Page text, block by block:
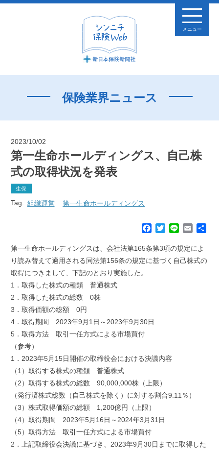
メニュー
保険業界ニュース
2023/10/02
第一生命ホールディングス、自己株
式の取得状況を発表
生保
Tag: 組織運営 第一生命ホールディングス
c
e
T
i
t
n
e
E
a
i
第一生命ホールディングスは、会社法第165条第3項の規定によ
り読み替えて適用される同法第156条の規定に基づく自己株式の
取得につきまして、下記のとおり実施した。
1．取得した株式の種類 普通株式
2．取得した株式の総数 0株
3．取得価額の総額 0円
4．取得期間 2023年9月1日～2023年9月30日
5．取得方法 取引一任方式による市場買付
（参考）
1．2023年5月15日開催の取締役会における決議内容
（1）取得する株式の種類 普通株式
（2）取得する株式の総数 90,000,000株（上限）
（発行済株式総数（自己株式を除く）に対する割合9.11％）
（3）株式取得価額の総額 1,200億円（上限）
（4）取得期間 2023年5月16日～2024年3月31日
（5）取得方法 取引一任方式による市場買付
2．上記取締役会決議に基づき、2023年9月30日までに取得した